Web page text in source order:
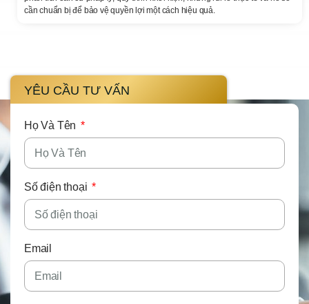
cần chuẩn bị để bảo vệ quyền lợi một cách hiệu quả.
YÊU CẦU TƯ VẤN
Họ Và Tên
Số điện thoại
Email